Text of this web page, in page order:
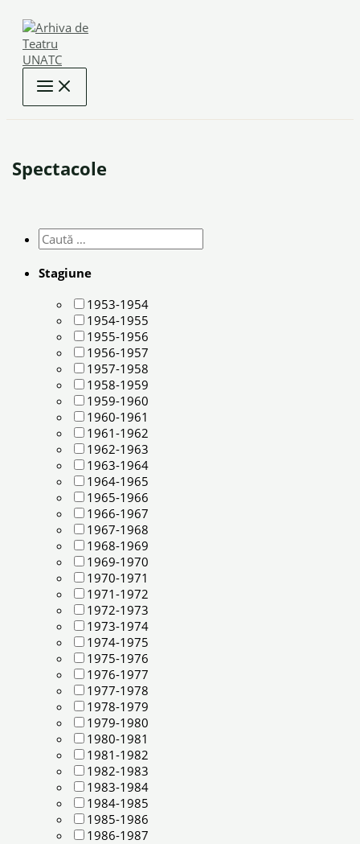
content
Spectacole
Stagiune
1953-1954
1954-1955
1955-1956
1956-1957
1957-1958
1958-1959
1959-1960
1960-1961
1961-1962
1962-1963
1963-1964
1964-1965
1965-1966
1966-1967
1967-1968
1968-1969
1969-1970
1970-1971
1971-1972
1972-1973
1973-1974
1974-1975
1975-1976
1976-1977
1977-1978
1978-1979
1979-1980
1980-1981
1981-1982
1982-1983
1983-1984
1984-1985
1985-1986
1986-1987